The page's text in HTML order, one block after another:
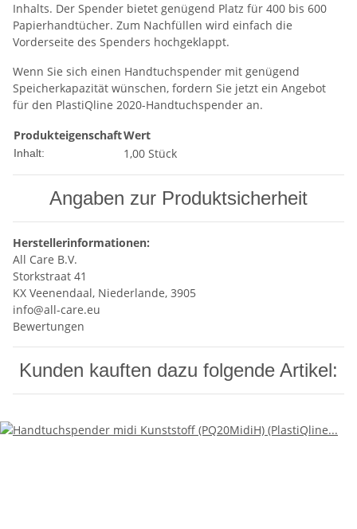
Inhalts. Der Spender bietet genügend Platz für 400 bis 600
Papierhandtücher. Zum Nachfüllen wird einfach die
Vorderseite des Spenders hochgeklappt.
Wenn Sie sich einen Handtuchspender mit genügend
Speicherkapazität wünschen, fordern Sie jetzt ein Angebot
für den PlastiQline 2020-Handtuchspender an.
ProdukteigenschaftWert
Inhalt: 1,00 Stück
Angaben zur Produktsicherheit
Herstellerinformationen:
All Care B.V.
Storkstraat 41
KX Veenendaal, Niederlande, 3905
info@all-care.eu
Bewertungen
Kunden kauften dazu folgende Artikel: